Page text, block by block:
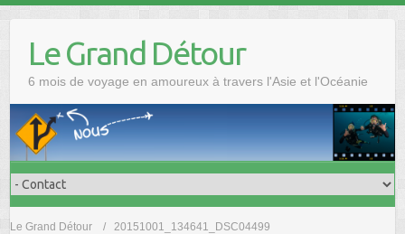
Le Grand Détour
6 mois de voyage en amoureux à travers l'Asie et l'Océanie
Le Grand Détour 20151001_134641_DSC04499